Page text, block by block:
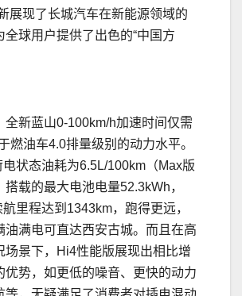
展现了长城汽车在新能源领域的
全球用户提供了出色的“中国方
全新蓝山0-100km/h加速时间仅需
燃油车4.0排量级别的动力水平。
状态油耗为6.5L/100km（Max版
载的最大电池电量52.3kWh，
里程达到1343km，跑得更远，
油满电可直达西安古城。而且在高
场景下，Hi4性能版展现出相比增
优势，如更低的噪音、更快的动力